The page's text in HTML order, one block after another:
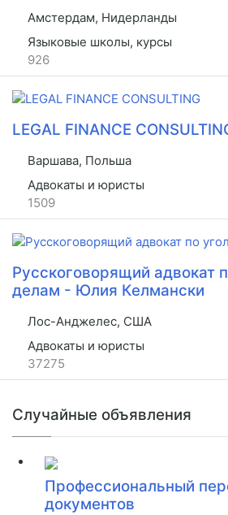
Амстердам, Нидерланды
Языковые школы, курсы
926
LEGAL FINANCE
Варшава, Польша
Адвокаты и юристы
1509
Русскоговорящий адвокат
делам - Юлия Келмански
Лос-Анджелес, США
Адвокаты и юристы
37275
Случайные объявления
Профессиональный
документов